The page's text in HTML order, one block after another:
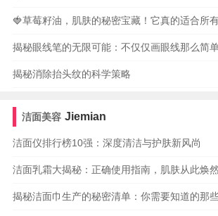
🍓草莓籽油，肌肤的秘密宝藏！它真的适合所
揭秘眼线笔的无限可能：不仅仅画眼线那么简
揭秘消除抬头纹的科学策略
洁面美容 Jiemian
洁面仪排行榜10强：深度清洁与护肤新风尚
洁面乳霜大揭秘：正确使用指南，肌肤从此焕
揭秘洁面巾生产的秘密清单：你需要知道的那